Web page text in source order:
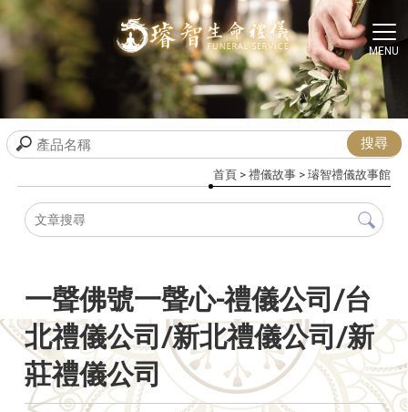
首頁 >禮儀故事 >璿智禮儀故事館
一聲佛號一聲心-禮儀公司/台
北禮儀公司/新北禮儀公司/新
莊禮儀公司